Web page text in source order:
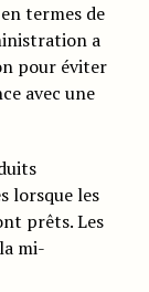
termes de
a
pour éviter
avec une
lorsque les
prêts. Les
mi-